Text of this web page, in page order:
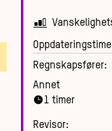
Regnskapsfører:
Annet
1 timer
Revisor: